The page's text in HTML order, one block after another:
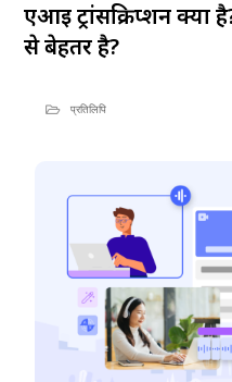
एआई ट्रांसक्रिप्शन क्या
से बेहतर है?
प्रतिलिपि